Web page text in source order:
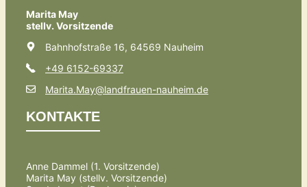
Marita May
stellv. Vorsitzende
Bahnhofstraße 16, 64569 Nauheim
+49 6152-69337
Marita.May@landfrauen-nauheim.de
KONTAKTE
Anne Dammel (1. Vorsitzende)
Marita May (stellv. Vorsitzende)